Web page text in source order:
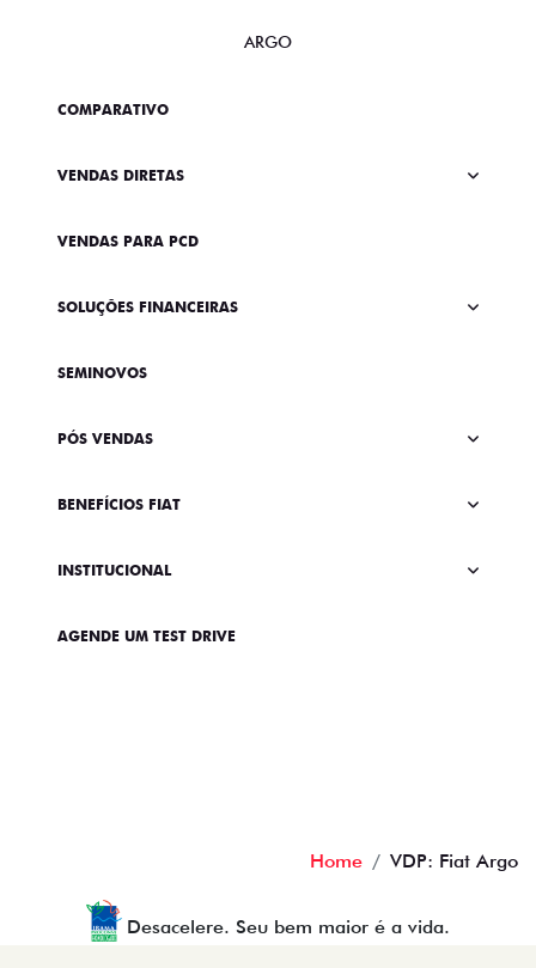
ARGO
COMPARATIVO
VENDAS DIRETAS
VENDAS PARA PCD
SOLUÇÕES FINANCEIRAS
SEMINOVOS
PÓS VENDAS
BENEFÍCIOS FIAT
INSTITUCIONAL
AGENDE UM TEST DRIVE
Home VDP: Fiat Argo
Desacelere. Seu bem maior é a vida.